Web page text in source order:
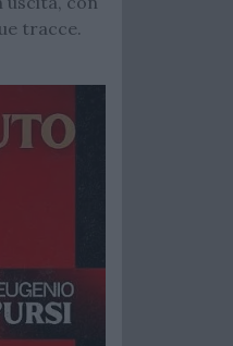
tracce.